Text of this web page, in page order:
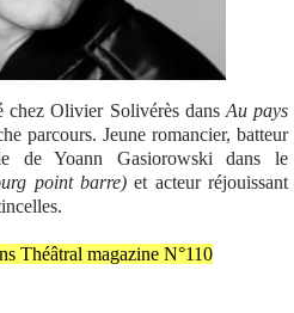
chez Olivier Solivérès dans Au pays
parcours. Jeune romancier, batteur
de Yoann Gasiorowski dans le
point barre)et acteur réjouissant
Théâtral magazine N°110